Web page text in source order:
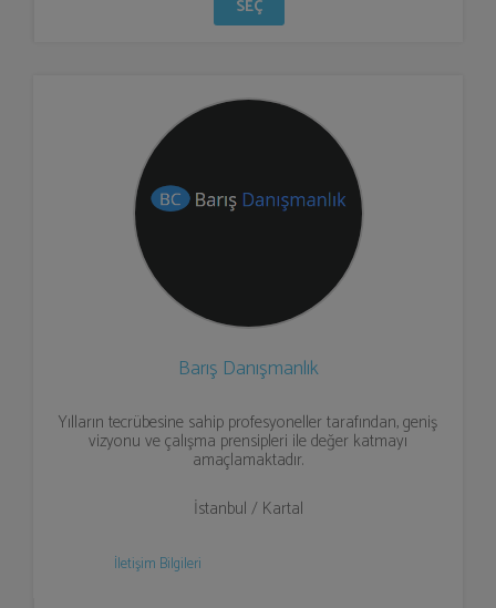
SEÇ
Barış Danışmanlık
Yılların tecrübesine sahip profesyoneller tarafından, geniş
vizyonu ve çalışma prensipleri ile değer katmayı
amaçlamaktadır.
İstanbul / Kartal
İletişim Bilgileri